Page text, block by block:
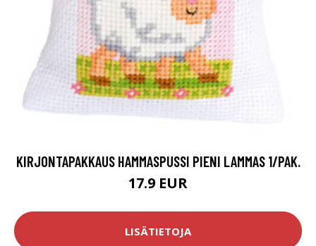
KIRJONTAPAKKAUS HAMMASPUSSI PIENI LAMMAS 1/PAK.
17.9 EUR
LISÄTIETOJA